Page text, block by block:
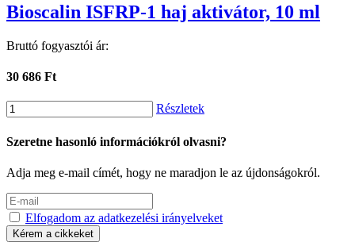
Bioscalin ISFRP-1 haj aktivátor, 10 ml
Bruttó fogyasztói ár:
30 686 Ft
Részletek
Szeretne hasonló információkról olvasni?
Adja meg e-mail címét, hogy ne maradjon le az újdonságokról.
Elfogadom az adatkezelési irányelveket
Kérem a cikkeket